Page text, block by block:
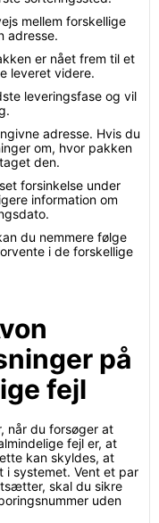
mellem forskellige
adresse.
er nået frem til et
leveret videre.
leveringsfase og vil
adresse. Hvis du
om, hvor pakken
den.
forsinkelse under
information om
du nemmere følge
i de forskellige
på
fejl
når du forsøger at
fejl er, at
kan skyldes, at
i systemet. Vent et par
skal du sikre
uden